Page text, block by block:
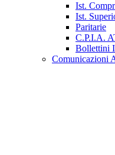
Ist.
Ist.
Paritarie
C.P.I.A.
Bollettini
Comunicazioni